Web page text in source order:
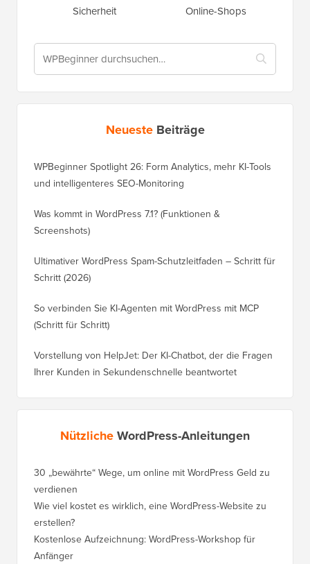
Sicherheit
Online-Shops
Neueste Beiträge
WPBeginner Spotlight 26: Form Analytics, mehr KI-Tools
und intelligenteres SEO-Monitoring
Was kommt in WordPress 7.1? (Funktionen &
Screenshots)
Ultimativer WordPress Spam-Schutzleitfaden – Schritt für
Schritt (2026)
So verbinden Sie KI-Agenten mit WordPress mit MCP
(Schritt für Schritt)
Vorstellung von HelpJet: Der KI-Chatbot, der die Fragen
Ihrer Kunden in Sekundenschnelle beantwortet
NützlicheWordPress-Anleitungen
30 „bewährte“ Wege, um online mit WordPress Geld zu
verdienen
Wie viel kostet es wirklich, eine WordPress-Website zu
erstellen?
Kostenlose Aufzeichnung: WordPress-Workshop für
Anfänger